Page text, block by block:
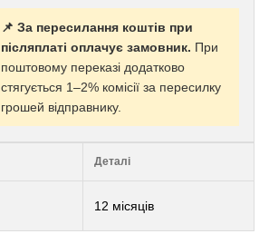
📌 За пересилання коштів при
післяплаті оплачує замовник. При
поштовому переказі додатково
стягується 1–2% комісії за пересилку
грошей відправнику.
Деталі
12 місяців